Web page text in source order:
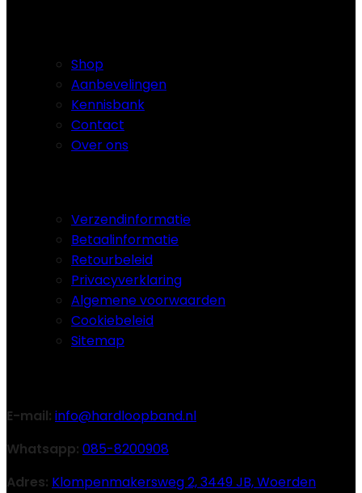
Shop
Aanbevelingen
Kennisbank
Contact
Over ons
Verzendinformatie
Betaalinformatie
Retourbeleid
Privacyverklaring
Algemene voorwaarden
Cookiebeleid
Sitemap
E-mail: info@hardloopband.nl
Whatsapp: 085-8200908
Adres: Klompenmakersweg 2, 3449 JB, Woerden